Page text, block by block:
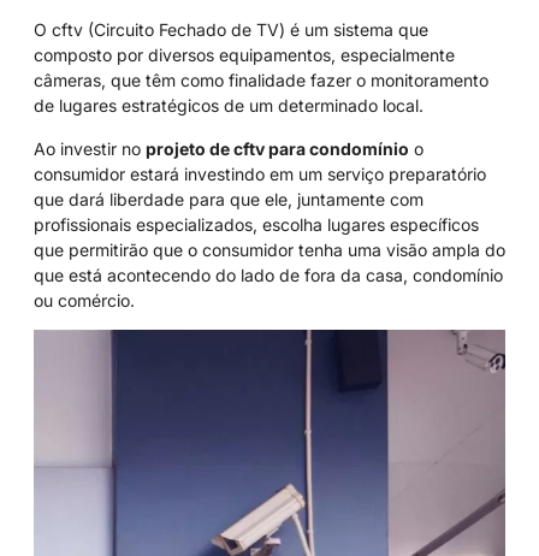
O cftv (Circuito Fechado de TV) é um sistema que
composto por diversos equipamentos, especialmente
câmeras, que têm como finalidade fazer o monitoramento
de lugares estratégicos de um determinado local.
Ao investir no projeto de cftv para condomínio o
consumidor estará investindo em um serviço preparatório
que dará liberdade para que ele, juntamente com
profissionais especializados, escolha lugares específicos
que permitirão que o consumidor tenha uma visão ampla do
que está acontecendo do lado de fora da casa, condomínio
ou comércio.